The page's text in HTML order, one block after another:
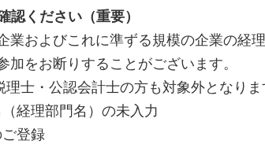
認ください（重要）
業およびこれに準ずる規模の企業の経
加をお断りすることがございます。
・公認会計士の方も対象外となりま
経理部門名）の未入力
登録